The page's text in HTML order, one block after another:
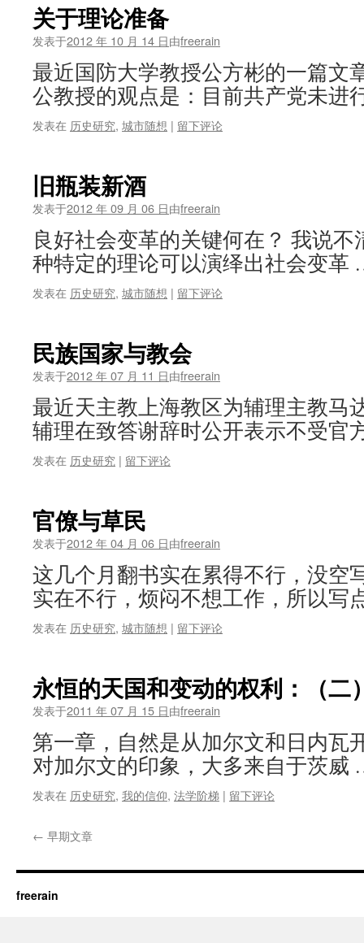
关于理论准备
发表于2012 年 10 月 14 日由freerain
最近国防大学教授公方彬的一篇文
公教授的观点是：目前共产党未
发表在 历史研究, 城市随想 | 留下评论
旧瓶装新酒
发表于2012 年 09 月 06 日由freerain
良好社会变革的关键何在？ 我说
种特定的理论可以演绎出社会变
发表在 历史研究, 城市随想 | 留下评论
民族国家与教会
发表于2012 年 07 月 11 日由freerain
最近天主教上海教区为辅理主教马
辅理在致答谢辞时公开表示不受
发表在 历史研究 | 留下评论
官僚与草民
发表于2012 年 04 月 06 日由freerain
这几个月翻书实在累得不行，没空
实在不行，烦闷不想工作，所以
发表在 历史研究, 城市随想 | 留下评论
永恒的天国和变动的权利：（二
发表于2011 年 07 月 15 日由freerain
第一章，自然是从加尔文和日内瓦
对加尔文的印象，大多来自于茨
发表在 历史研究, 我的信仰, 法学阶梯 | 留下评论
← 早期文章
freerain